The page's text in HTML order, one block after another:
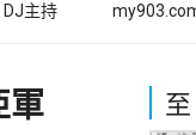
DJ主持
軍